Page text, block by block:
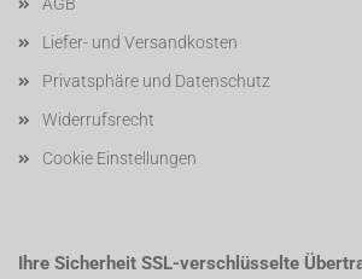
Liefer- und Versandkosten
Privatsphäre und Datenschutz
Widerrufsrecht
Cookie Einstellungen
Ihre Sicherheit SSL-verschlüsselte